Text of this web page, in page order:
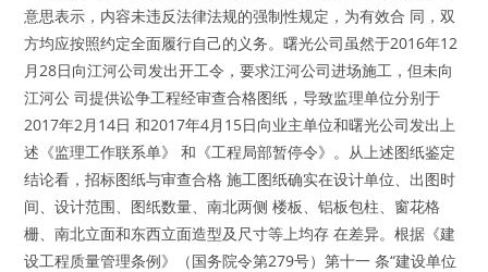
意思表示，内容未违反法律法规的强制性规定，为有效合 同，双
方均应按照约定全面履行自己的义务。曙光公司虽然于2016年12
月28日向江河公司发出开工令，要求江河公司进场施工，但未向
江河公 司提供讼争工程经审查合格图纸，导致监理单位分别于
2017年2月14日 和2017年4月15日向业主单位和曙光公司发出上
述《监理工作联系单》 和《工程局部暂停令》。从上述图纸鉴定
结论看，招标图纸与审查合格 施工图纸确实在设计单位、出图时
间、设计范围、图纸数量、南北两侧 楼板、铝板包柱、窗花格
栅、南北立面和东西立面造型及尺寸等上均存 在差异。根据《建
设工程质量管理条例》（国务院令第279号）第十一 条“建设单位